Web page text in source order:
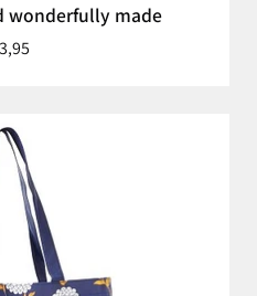
wonderfully made